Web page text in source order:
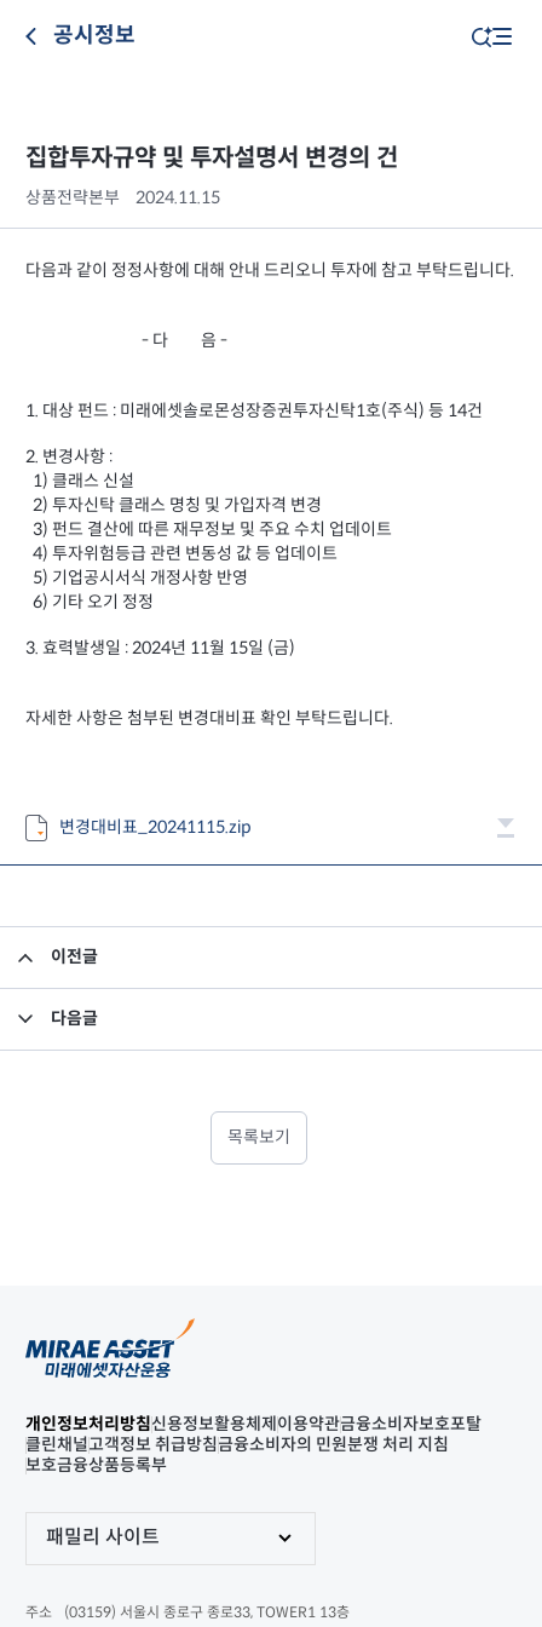
공시정보
집합투자규약 및 투자설명서 변경의 건
상품전략본부 2024.11.15
다음과 같이 정정사항에 대해 안내 드리오니 투자에 참고 부탁드립니다.
- 다 음 -
1. 대상 펀드 : 미래에셋솔로몬성장증권투자신탁1호(주식) 등 14건
2. 변경사항 :
1) 클래스 신설
2) 투자신탁 클래스 명칭 및 가입자격 변경
3) 펀드 결산에 따른 재무정보 및 주요 수치 업데이트
4) 투자위험등급 관련 변동성 값 등 업데이트
5) 기업공시서식 개정사항 반영
6) 기타 오기 정정
3. 효력발생일 : 2024년 11월 15일 (금)
자세한 사항은 첨부된 변경대비표 확인 부탁드립니다.
변경대비표_20241115.zip
이전글
다음글
목록보기
개인정보처리방침신용정보활용체제 이용약관금융소비자보호포탈
클린채널고객정보 취급방침금융소비자의 민원분쟁 처리 지침
보호금융상품등록부
패밀리 사이트
주소 (03159) 서울시 종로구 종로33, TOWER1 13층